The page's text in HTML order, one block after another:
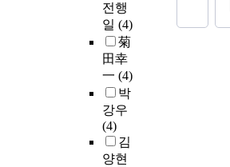
전행
일 (4)
菊
田幸
一 (4)
박
강우
(4)
김
양현